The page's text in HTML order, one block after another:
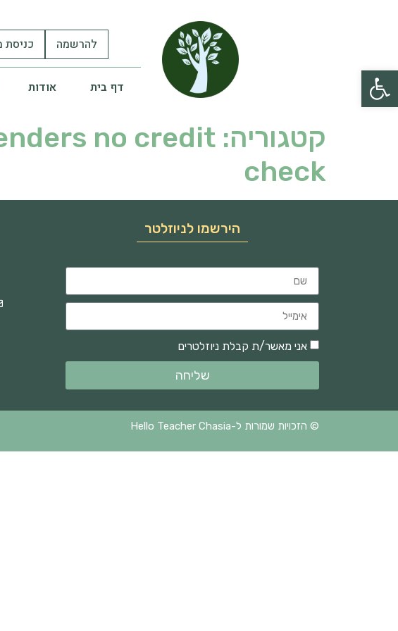
פתח סרגל נגישות
להרשמה
דף בית אודות
קטגוריה: no credit
check
הירשמו לניוזלטר
אני מאשר/ת קבלת ניוזלטרים
שליחה
© הזכויות שמורות ל-Hello Teacher Chasia